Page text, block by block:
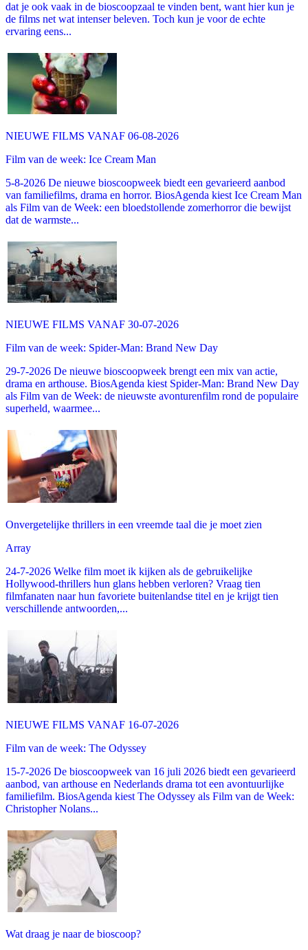
dat je ook vaak in de bioscoopzaal te vinden bent, want hier kun je
de films net wat intenser beleven. Toch kun je voor de echte
ervaring eens...
NIEUWE FILMS VANAF 06-08-2026
Film van de week: Ice Cream Man
5-8-2026 De nieuwe bioscoopweek biedt een gevarieerd aanbod
van familiefilms, drama en horror. BiosAgenda kiest Ice Cream Man
als Film van de Week: een bloedstollende zomerhorror die bewijst
dat de warmste...
NIEUWE FILMS VANAF 30-07-2026
Film van de week: Spider-Man: Brand New Day
29-7-2026 De nieuwe bioscoopweek brengt een mix van actie,
drama en arthouse. BiosAgenda kiest Spider-Man: Brand New Day
als Film van de Week: de nieuwste avonturenfilm rond de populaire
superheld, waarmee...
Onvergetelijke thrillers in een vreemde taal die je moet zien
Array
24-7-2026 Welke film moet ik kijken als de gebruikelijke
Hollywood-thrillers hun glans hebben verloren? Vraag tien
filmfanaten naar hun favoriete buitenlandse titel en je krijgt tien
verschillende antwoorden,...
NIEUWE FILMS VANAF 16-07-2026
Film van de week: The Odyssey
15-7-2026 De bioscoopweek van 16 juli 2026 biedt een gevarieerd
aanbod, van arthouse en Nederlands drama tot een avontuurlijke
familiefilm. BiosAgenda kiest The Odyssey als Film van de Week:
Christopher Nolans...
Wat draag je naar de bioscoop?